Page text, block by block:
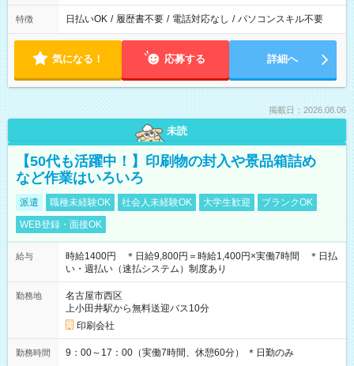
特徴 日払いOK / 履歴書不要 / 電話対応なし / パソコンスキル不要
気になる！ 応募する 詳細へ
掲載日：2026.08.06
未読
【50代も活躍中！】印刷物の封入や景品箱詰め
など作業はいろいろ
派遣 職種未経験OK 社会人未経験OK 大学生歓迎
ブランクOK
WEB登録・面接OK
給与
時給1400円 ＊日給9,800円＝時給1,400円×実働7時間 ＊日払
い・週払い（速払システム）制度あり
勤務地
名古屋市西区
上小田井駅から無料送迎バス10分
印刷会社
勤務時間 9：00～17：00（実働7時間、休憩60分） ＊日勤のみ